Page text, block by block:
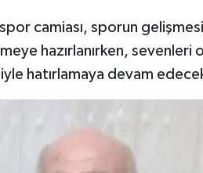
camiası, sporun
hazırlanırken, sevenleri
hatırlamaya devam